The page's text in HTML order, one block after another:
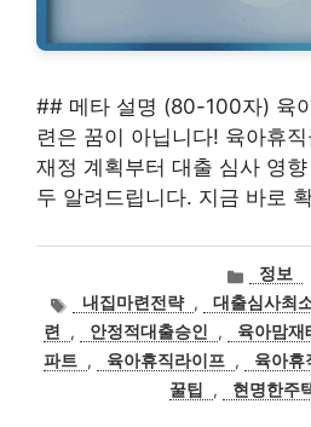
## 메타 설명 (80-100자) 육
련은 꿈이 아닙니다! 육아휴
재정 계획부터 대출 심사 영
두 알려드립니다. 지금 바로
카
테
고
리
정보
태내집마련전략 , 대출심사최
련
, 안정적대출승인 , 육아맘재
파트 , 육아휴직라이프 , 육아휴
꿀팁
, 현명한주